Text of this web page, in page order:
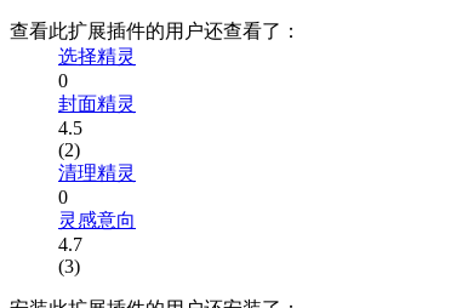
查看此扩展插件的用户还查看了：
选择精灵
0
封面精灵
4.5
(2)
清理精灵
0
灵感意向
4.7
(3)